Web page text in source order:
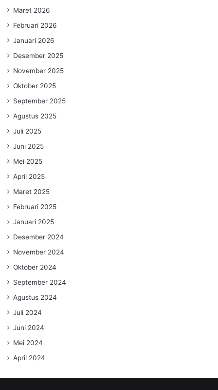
Maret 2026
Februari 2026
Januari 2026
Desember 2025
November 2025
Oktober 2025
September 2025
Agustus 2025
Juli 2025
Juni 2025
Mei 2025
April 2025
Maret 2025
Februari 2025
Januari 2025
Desember 2024
November 2024
Oktober 2024
September 2024
Agustus 2024
Juli 2024
Juni 2024
Mei 2024
April 2024